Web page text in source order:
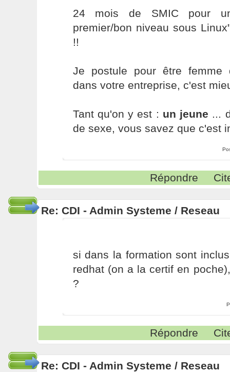
24 mois de SMIC pour
premier/bon niveau sous
!!
Je postule pour être femme
dans votre entreprise, c'est
Tant qu'on y est : un jeune ...
de sexe, vous savez que c'est
Répondre
Re: CDI - Admin Systeme / Reseau
si dans la formation sont
redhat (on a la certif en
?
Répondre
Re: CDI - Admin Systeme / Reseau